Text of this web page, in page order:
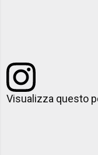
Visualizza questo